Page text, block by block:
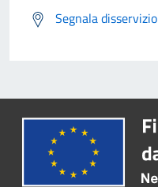
Segnala disservizio